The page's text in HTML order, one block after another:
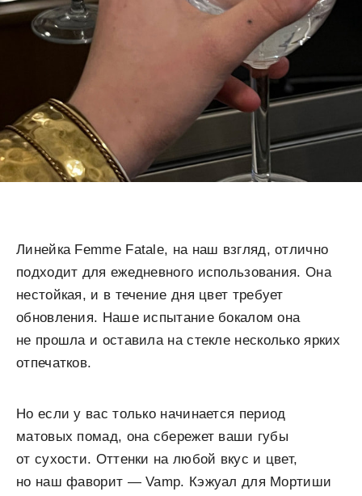
Линейка Femme Fatale, на наш взгляд, отлично
подходит для ежедневного использования. Она
нестойкая, и в течение дня цвет требует
обновления. Наше испытание бокалом она
не прошла и оставила на стекле несколько ярких
отпечатков.
Но если у вас только начинается период
матовых помад, она сбережет ваши губы
от сухости. Оттенки на любой вкус и цвет,
но наш фаворит — Vamp. Кэжуал для Мортиши